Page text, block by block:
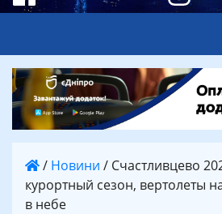
/ Новини / Счастливцево
курортный сезон, вертолеты
в небе